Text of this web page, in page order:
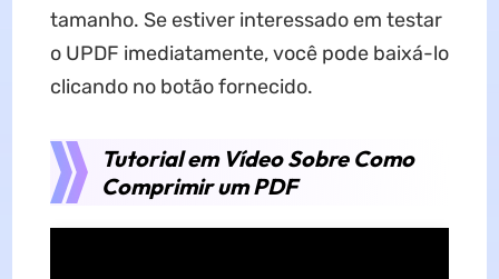
tamanho. Se estiver interessado em testar
o UPDF imediatamente, você pode baixá-lo
clicando no botão fornecido.
Tutorial em Vídeo Sobre Como
Comprimir um PDF